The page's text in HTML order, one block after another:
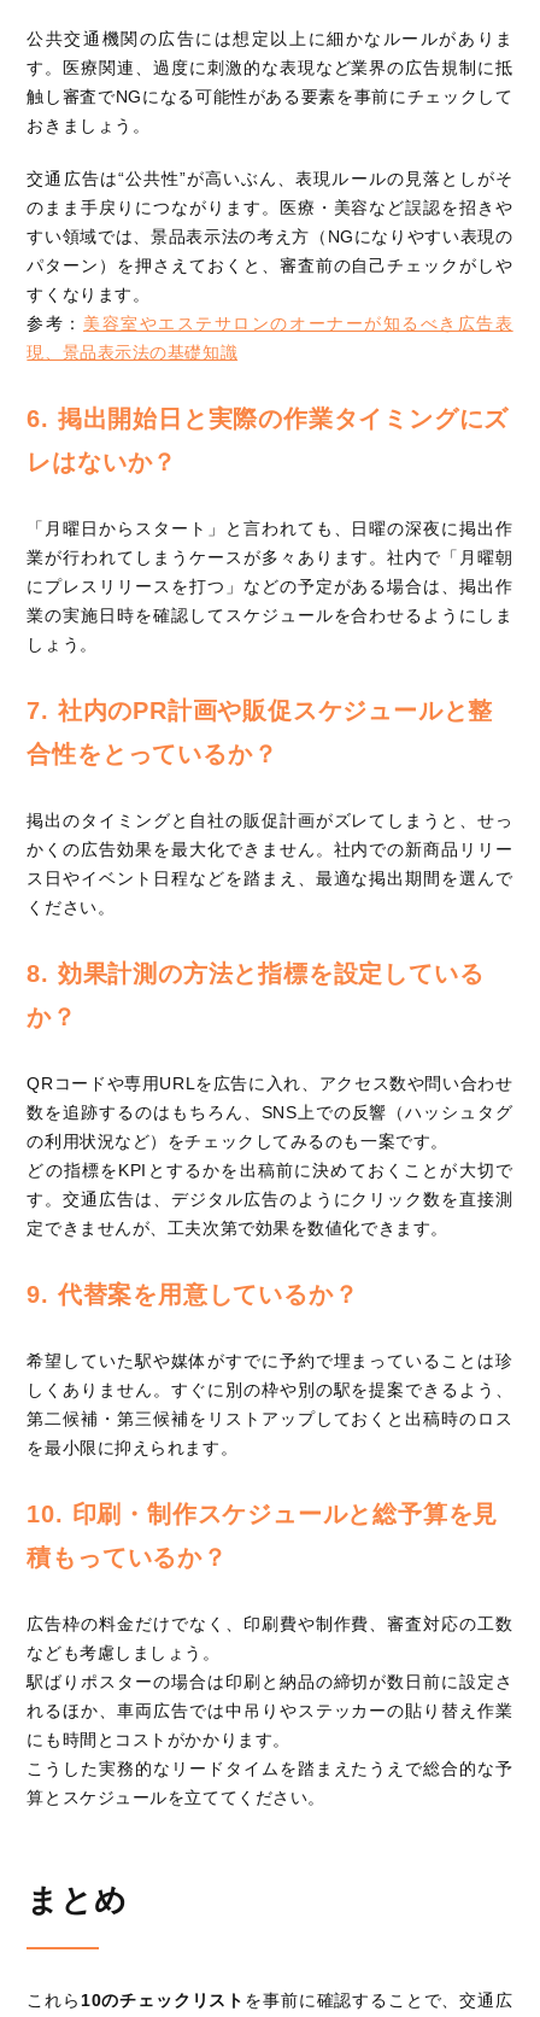
公共交通機関の広告には想定以上に細かなルールがありま
す。医療関連、過度に刺激的な表現など業界の広告規制に抵
触し審査でNGになる可能性がある要素を事前にチェックして
おきましょう。
交通広告は“公共性”が高いぶん、表現ルールの見落としがそ
のまま手戻りにつながります。医療・美容など誤認を招きや
すい領域では、景品表示法の考え方（NGになりやすい表現の
パターン）を押さえておくと、審査前の自己チェックがしや
すくなります。
参考： 美容室やエステサロンのオーナーが知るべき広告表
現、景品表示法の基礎知識
6. 掲出開始日と実際の作業タイミングにズ
レはないか？
「月曜日からスタート」と言われても、日曜の深夜に掲出作
業が行われてしまうケースが多々あります。社内で「月曜朝
にプレスリリースを打つ」などの予定がある場合は、掲出作
業の実施日時を確認してスケジュールを合わせるようにしま
しょう。
7. 社内のPR計画や販促スケジュールと整
合性をとっているか？
掲出のタイミングと自社の販促計画がズレてしまうと、せっ
かくの広告効果を最大化できません。社内での新商品リリー
ス日やイベント日程などを踏まえ、最適な掲出期間を選んで
ください。
8. 効果計測の方法と指標を設定している
か？
QRコードや専用URLを広告に入れ、アクセス数や問い合わせ
数を追跡するのはもちろん、SNS上での反響（ハッシュタグ
の利用状況など）をチェックしてみるのも一案です。
どの指標をKPIとするかを出稿前に決めておくことが大切で
す。交通広告は、デジタル広告のようにクリック数を直接測
定できませんが、工夫次第で効果を数値化できます。
9. 代替案を用意しているか？
希望していた駅や媒体がすでに予約で埋まっていることは珍
しくありません。すぐに別の枠や別の駅を提案できるよう、
第二候補・第三候補をリストアップしておくと出稿時のロス
を最小限に抑えられます。
10. 印刷・制作スケジュールと総予算を見
積もっているか？
広告枠の料金だけでなく、印刷費や制作費、審査対応の工数
なども考慮しましょう。
駅ばりポスターの場合は印刷と納品の締切が数日前に設定さ
れるほか、車両広告では中吊りやステッカーの貼り替え作業
にも時間とコストがかかります。
こうした実務的なリードタイムを踏まえたうえで総合的な予
算とスケジュールを立ててください。
まとめ
これら 10のチェックリスト を事前に確認することで、交通広